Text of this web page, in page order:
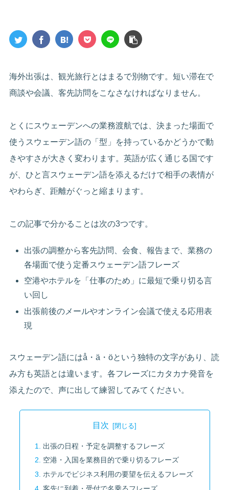
海外出張は、観光旅行とはまるで別物です。短い滞在で
商談や会議、客先訪問をこなさなければなりません。
とくにスウェーデンへの業務渡航では、決まった場面で
使うスウェーデン語の「型」を持っているかどうかで動
きやすさが大きく変わります。英語が広く通じる国です
が、ひと言スウェーデン語を添えるだけで相手の表情が
やわらぎ、距離がぐっと縮まります。
この記事で分かることは次の3つです。
出張の調整から客先訪問、会食、報告まで、業務の
各場面で使う定番スウェーデン語フレーズ
空港やホテルを「仕事のため」に最短で乗り切る言
い回し
出張前後のメールやオンライン会議で使える応用表
現
スウェーデン語にはå・ä・öという独特の文字があり、読
み方も英語とは違います。各フレーズにカタカナ発音を
添えたので、声に出して練習してみてください。
目次
出張の日程・予定を調整するフレーズ
空港・入国を業務目的で乗り切るフレーズ
ホテルでビジネス利用の要望を伝えるフレーズ